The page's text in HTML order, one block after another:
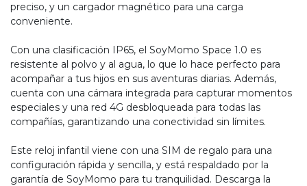
preciso, y un cargador magnético para una carga
conveniente.
Con una clasificación IP65, el SoyMomo Space 1.0 es
resistente al polvo y al agua, lo que lo hace perfecto para
acompañar a tus hijos en sus aventuras diarias. Además,
cuenta con una cámara integrada para capturar momentos
especiales y una red 4G desbloqueada para todas las
compañías, garantizando una conectividad sin límites.
Este reloj infantil viene con una SIM de regalo para una
configuración rápida y sencilla, y está respaldado por la
garantía de SoyMomo para tu tranquilidad. Descarga la